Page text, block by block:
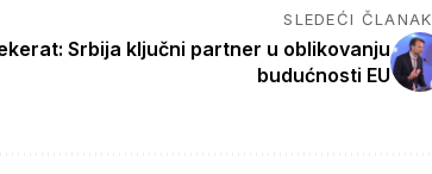
SLEDEĆI ČLANAK
Srbija ključni partner u oblikovanju
budućnosti EU